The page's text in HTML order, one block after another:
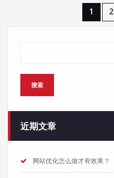
1 2
搜索
近期文章
网站优化怎么做才有效果？